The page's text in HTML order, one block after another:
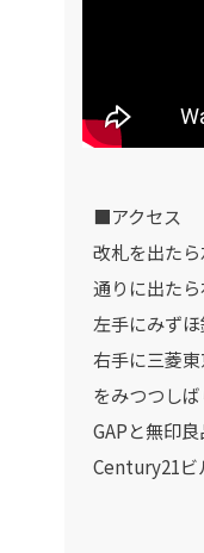
■アクセス
改札を出た
通りに出た
左手にみず
右手に三菱
をみつつし
GAPと無印
Century21ビ